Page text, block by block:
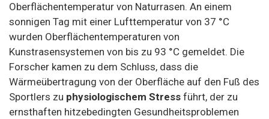
Oberflächentemperatur von Naturrasen. An einem
sonnigen Tag mit einer Lufttemperatur von 37 °C
wurden Oberflächentemperaturen von
Kunstrasensystemen von bis zu 93 °C gemeldet. Die
Forscher kamen zu dem Schluss, dass die
Wärmeübertragung von der Oberfläche auf den Fuß des
Sportlers zu physiologischem Stress führt, der zu
ernsthaften hitzebedingten Gesundheitsproblemen